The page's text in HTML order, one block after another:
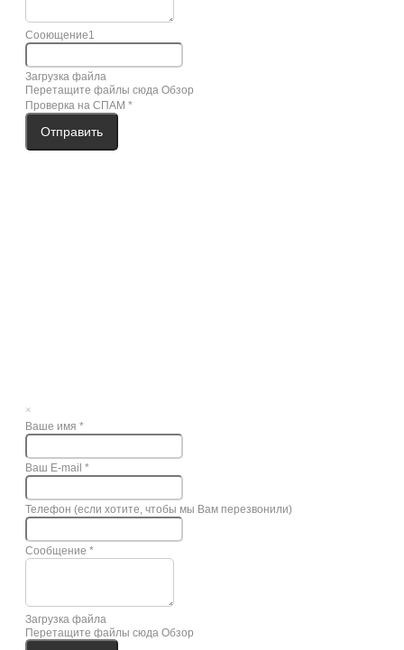
Сооющение1
Загрузка файла
Перетащите файлы сюда Обзор
Проверка на СПАМ *
Отправить
×
Ваше имя *
Ваш E-mail *
Телефон (если хотите, чтобы мы Вам перезвонили)
Сообщение *
Загрузка файла
Перетащите файлы сюда Обзор